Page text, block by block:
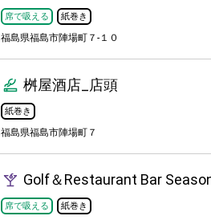
席で吸える 紙巻き
福島県福島市陣場町７-１０
桝屋酒店_店頭
紙巻き
福島県福島市陣場町７
Golf＆Restaurant Bar
席で吸える 紙巻き